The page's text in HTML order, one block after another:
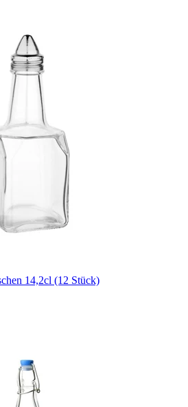
14,2cl (12 Stück)